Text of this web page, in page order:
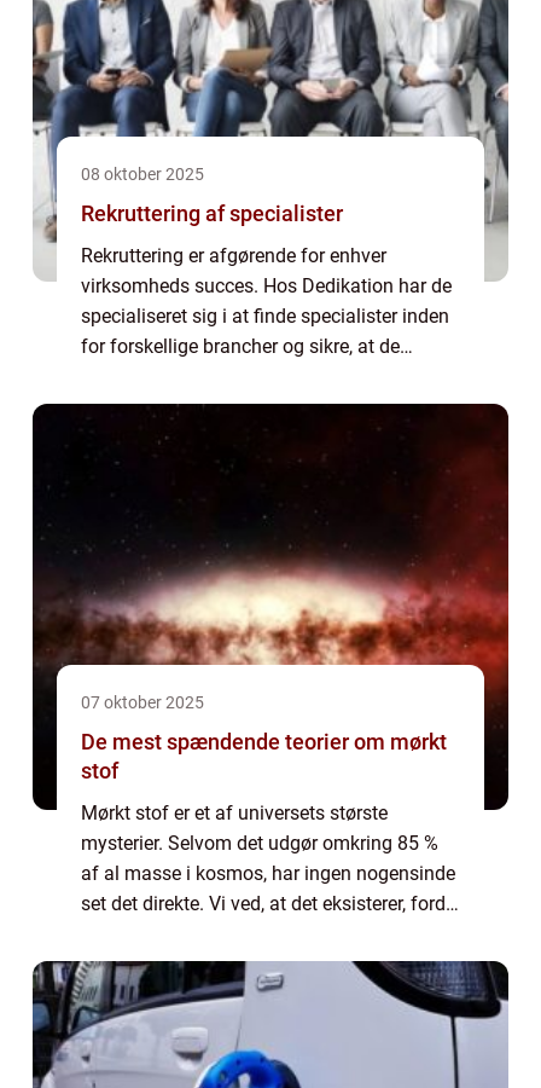
08 oktober 2025
Rekruttering af specialister
Rekruttering er afgørende for enhver
virksomheds succes. Hos Dedikation har de
specialiseret sig i at finde specialister inden
for forskellige brancher og sikre, at de
Dedikation, et firma inden for r...
07 oktober 2025
De mest spændende teorier om mørkt
stof
Mørkt stof er et af universets største
mysterier. Selvom det udgør omkring 85 %
af al masse i kosmos, har ingen nogensinde
set det direkte. Vi ved, at det eksisterer, fordi
univer...